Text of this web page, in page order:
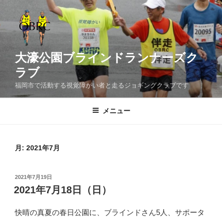
テ
ッ
大濠公園ブラインドランナーズク
ラブ
福岡市で活動する視覚障がい者と走るジョギングクラブです
メニュー
月: 2021年7月
投
稿
日:
2021年7月19日
2021年7月18日（日）
快晴の真夏の春日公園に、ブラインドさん5人、サポータ